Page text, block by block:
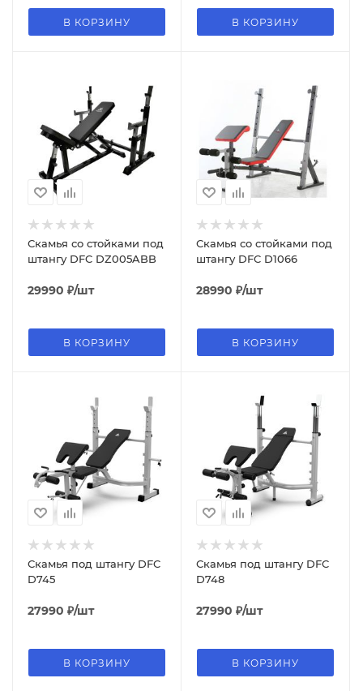
В КОРЗИНУ В КОРЗИНУ
Скамья со стойками под
штангу DFC DZ005ABB
29990 ₽/шт
В КОРЗИНУ
Скамья со стойками под
штангу DFC D1066
28990 ₽/шт
В КОРЗИНУ
Скамья под штангу DFC
D745
27990 ₽/шт
В КОРЗИНУ
Скамья под штангу DFC
D748
27990 ₽/шт
В КОРЗИНУ